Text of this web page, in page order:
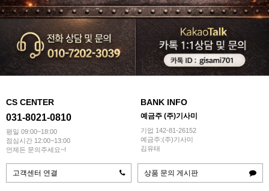
CS CENTER
031-8021-0810
평일 09:00~18:00
점심시간 12:00~13:00
언제든 문의주세요~!
BANK INFO
예금주 (주)기사미
기업 142-81-26152
예금주:(주)기사미
김유태
고객센터 연결 상품 문의 게시판